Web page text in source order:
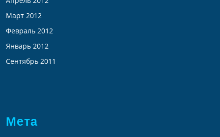
Март 2012
Февраль 2012
Январь 2012
Сентябрь 2011
Мета